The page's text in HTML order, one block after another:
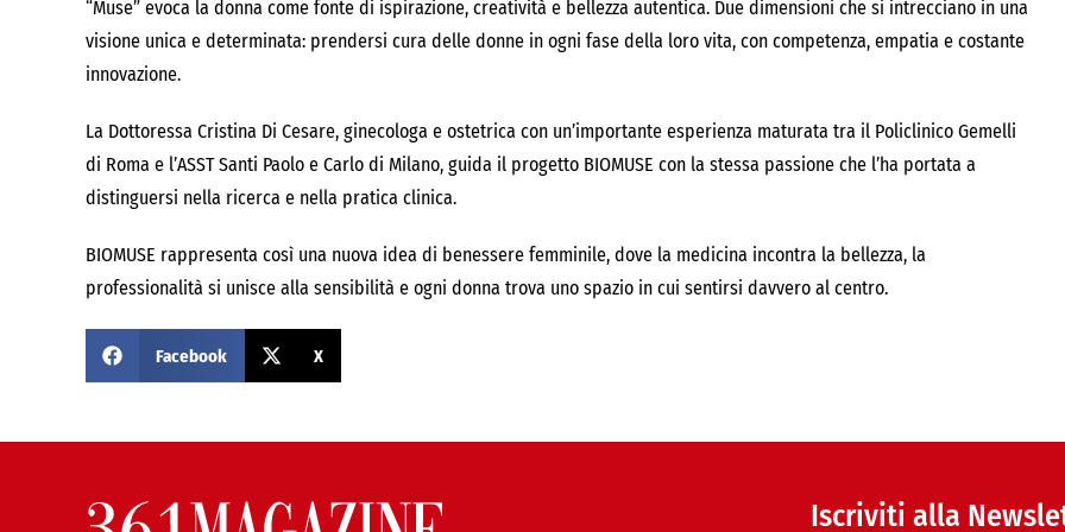
“Muse” evoca la donna come fonte di ispirazione, creatività e bellezza autentica. Due dimensioni che si intrecciano in una
visione unica e determinata: prendersi cura delle donne in ogni fase della loro vita, con competenza, empatia e costante
innovazione.
La Dottoressa Cristina Di Cesare, ginecologa e ostetrica con un’importante esperienza maturata tra il Policlinico Gemelli
di Roma e l’ASST Santi Paolo e Carlo di Milano, guida il progetto BIOMUSE con la stessa passione che l’ha portata a
distinguersi nella ricerca e nella pratica clinica.
BIOMUSE rappresenta così una nuova idea di benessere femminile, dove la medicina incontra la bellezza, la
professionalità si unisce alla sensibilità e ogni donna trova uno spazio in cui sentirsi davvero al centro.
Facebook X
Iscriviti alla